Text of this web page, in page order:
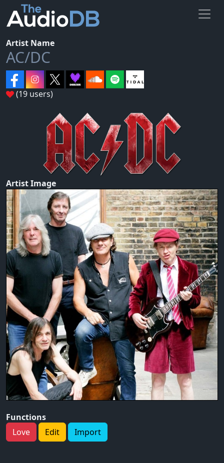
Artist Name
AC/DC
(19 users)
Artist Image
Functions
Love
Edit Import